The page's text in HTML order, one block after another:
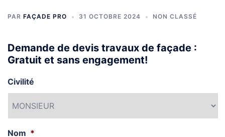
PAR FAÇADE PRO 31 OCTOBRE 2024 NON CLASSÉ
Demande de devis travaux de façade :
Gratuit et sans engagement!
Civilité
Nom *